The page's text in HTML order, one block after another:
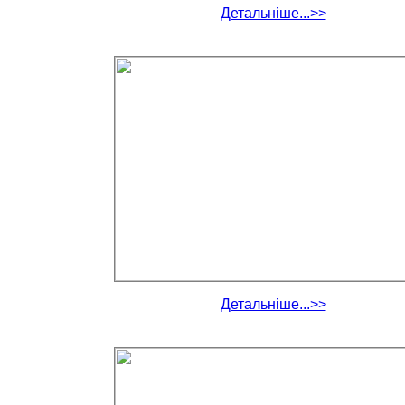
Детальніше...>>
Детальніше...>>